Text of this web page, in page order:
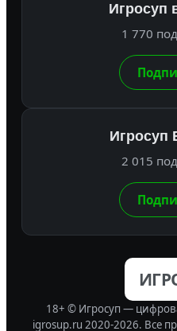
Игросуп
1 770
Игросуп
2 015
18+ © Игросуп —
igrosup.ru 2020-2026. Все